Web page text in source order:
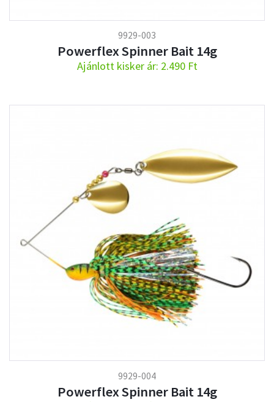
9929-003
Powerflex Spinner Bait 14g
Ajánlott kisker ár: 2.490 Ft
9929-004
Powerflex Spinner Bait 14g